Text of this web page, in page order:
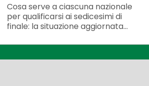
Cosa serve a ciascuna nazionale
per qualificarsi ai sedicesimi di
finale: la situazione aggiornata...